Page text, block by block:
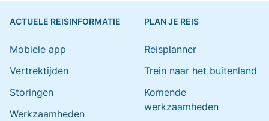
ACTUELE REISINFORMATIE
Mobiele app
Vertrektijden
Storingen
Werkzaamheden
PLAN JE REIS
Reisplanner
Trein naar het buitenland
Komende
werkzaamheden